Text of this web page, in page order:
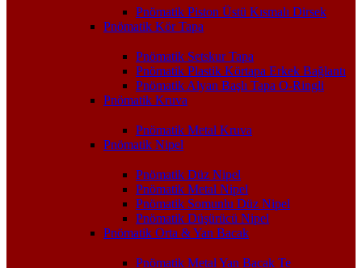
Pnömatik Piston Üstü Kısmalı Dirsek
Pnömatik Kör Tapa
Pnömatik Setskur Tapa
Pnömatik Plastik Körtapa Erkek Bağlantı
Pnömatik Alyan Başlı Tapa O-Ringli
Pnömatik Kruva
Pnömatik Metal Kruva
Pnömatik Nipel
Pnömatik Düz Nipel
Pnömatik Metal Nipel
Pnömatik Somunlu Düz Nipel
Pnömatik Düşürücü Nipel
Pnömatik Orta & Yan Bacak
Pnömatik Metal Yan Bacak Te